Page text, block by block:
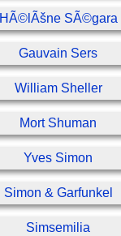
HÃ©lÃšne SÃ©gara
Gauvain Sers
William Sheller
Mort Shuman
Yves Simon
Simon & Garfunkel
Simsemilia